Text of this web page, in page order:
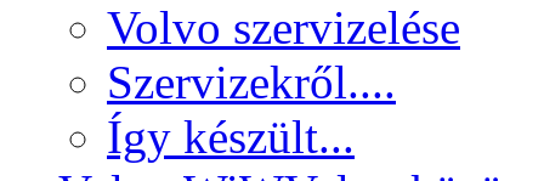
Volvo szervizelése
Szervizekről....
Így készült...